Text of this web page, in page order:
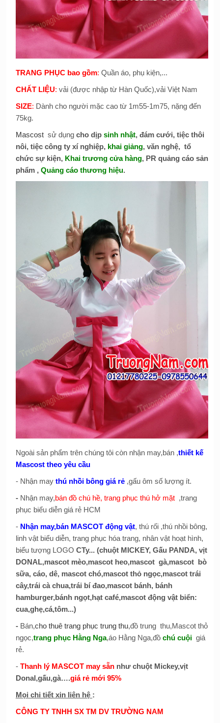
TRANG PHỤC bao gồm: Quần áo, phụ kiện,...
CHẤT LIỆU: vải (được nhập từ Hàn Quốc),vải Việt Nam
SIZE: Dành cho người mặc cao từ 1m55-1m75, nặng đến
75kg.
Mascostsử dụng cho dịp sinh nhật, đám cưới, tiệc thôi
nôi, tiệc công ty xí nghiệp, khai giảng, văn nghệ, tổ
chức sự kiện, Khai trương cửa hàng, PR quảng cáo sản
phẩm , Quảng cáo thương hiệu.
Ngoài sản phẩm trên chúng tôi còn nhận may,bán ,thiết kế
Mascost theo yêu cầu
- Nhận may thú nhồi bông giá rẻ,gấu ôm số lượng ít.
- Nhận may,bán đồ chú hề, trang phục thú hở mặt ,trang
phục biểu diễn giá rẻ HCM
- Nhận may,bán MASCOT động vật, thú rối ,thú nhồi bông,
linh vật biểu diễn, trang phục hóa trang, nhân vật hoạt hình,
biểu tượng LOGO CTy... (chuột MICKEY, Gấu PANDA, vịt
DONAL,mascot mèo,mascot heo,mascot gà,mascot bò
sữa, cáo, dê, mascot chó,mascot thỏ ngọc,mascot trái
cây,trái cà chua,trái bí đao,mascot bánh, bánh
hamburger,bánh ngọt,hạt café,mascot động vật biển:
cua,ghẹ,cá,tôm...)
- Bán,cho thuê trang phục trung thu,đồ trung thu,Mascot thỏ
ngọc,trang phục Hằng Nga,áo Hằng Nga,đồ chú cuộigiá
rẻ.
- Thanh lý MASCOT may sẵnnhư chuột Mickey,vịt
Donal,gấu,gà….giá rẻ mới 95%
Mọi chi tiết xin liên hệ :
CÔNG TY TNHH SX TM DV TRƯỜNG NAM